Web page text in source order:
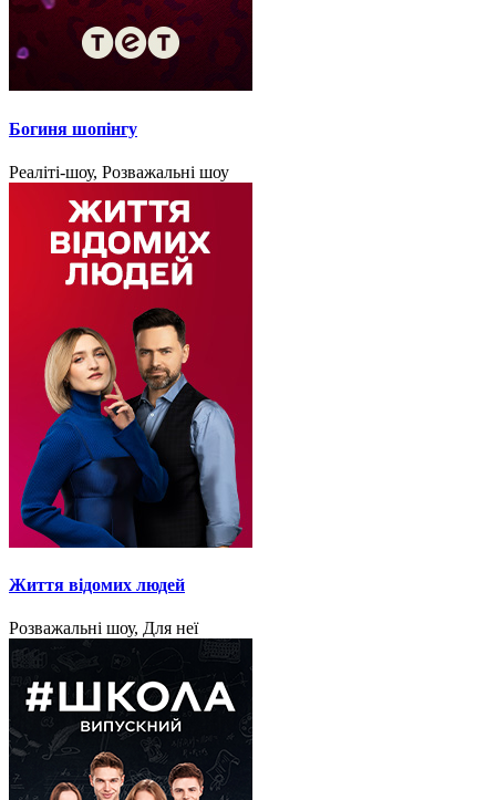
Богиня шопінгу
Реаліті-шоу, Розважальні шоу
Життя відомих людей
Розважальні шоу, Для неї